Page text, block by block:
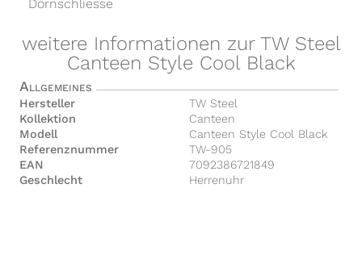
Dornschliesse
weitere Informationen zur TW Steel
Canteen Style Cool Black
Allgemeines
Hersteller
TW Steel
Kollektion
Canteen
Modell
Canteen Style Cool Black
Referenznummer
TW-905
EAN
7092386721849
Geschlecht
Herrenuhr